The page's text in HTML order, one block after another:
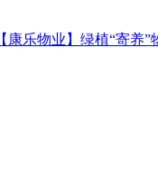
【康乐物业】绿植“寄养